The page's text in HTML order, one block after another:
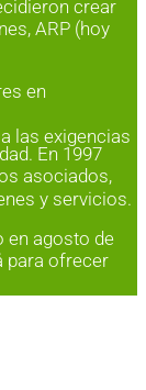
crear
ARP (hoy
en
En 1997
asociados,
en agosto de
para ofrecer
las exigencias
y servicios.